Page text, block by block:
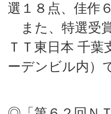
選１８点、佳作
また、特選受
ＴＴ東日本 千
ーデンビル内）